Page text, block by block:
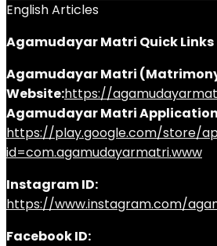
English Articles
Agamudayar Matri Quick Links
Agamudayar Matri
Website:https://
Agamudayar Matri
https://play.google.com/store/
id=com.agamudayarmatri.www
Instagram ID:
https://www.instagram.com/
Facebook ID: